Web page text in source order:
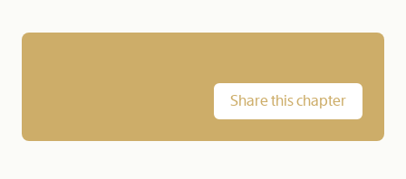
Share this chapter